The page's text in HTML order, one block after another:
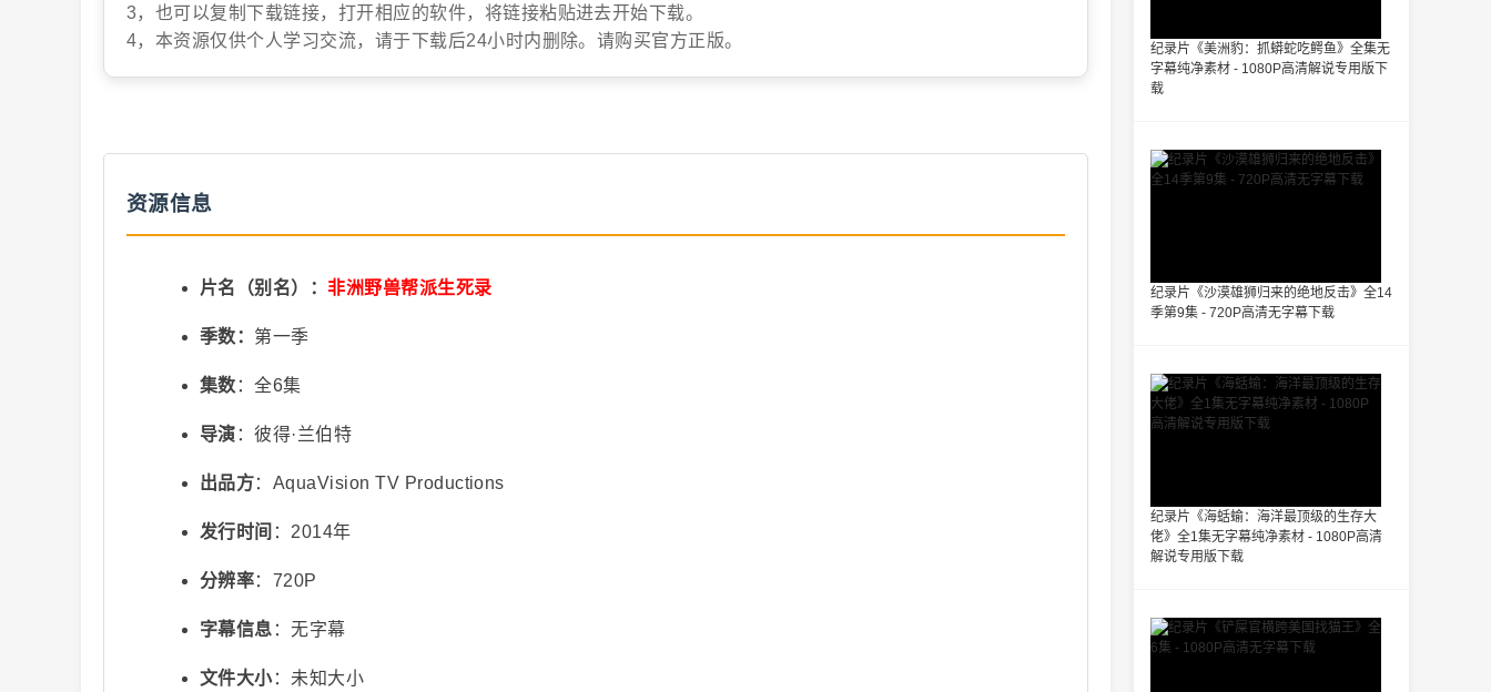
3，也可以复制下载链接，打开相应的软件，将链接粘贴进去开始下载。
4，本资源仅供个人学习交流，请于下载后24小时内删除。请购买官方正版。
资源信息
片名（别名）：非洲野兽帮派生死录
季数： 第一季
集数 ：全6集
导演 ：彼得·兰伯特
出品方：AquaVision TV Productions
发行时间 ：2014年
分辨率：720P
字幕信息 ：无字幕
文件大小：未知大小
纪录片《美洲豹：抓蟒蛇吃鳄鱼》全集无
字幕纯净素材 - 1080P高清解说专用版下
载
纪录片《沙漠雄狮归来的绝地反击》全14
季第9集 - 720P高清无字幕下载
纪录片《海蛞蝓：海洋最顶级的生存大
佬》全1集无字幕纯净素材 - 1080P高清
解说专用版下载